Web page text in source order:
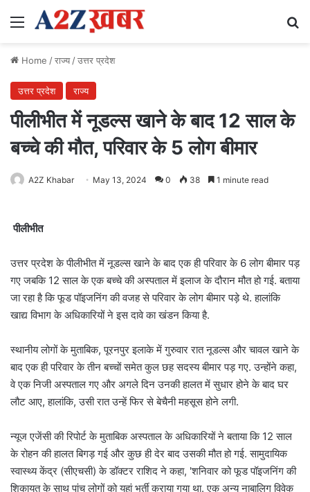
Menu
Home /राज्य/उत्तर प्रदेश
उत्तर प्रदेश राज्य
पीलीभीत में नूडल्स खाने के बाद 12 साल के
बच्चे की मौत, परिवार के 5 लोग बीमार
A2Z Khabar May 13, 2024 0 38 1 minute read
पीलीभीत
उत्तर प्रदेश के पीलीभीत में नूडल्स खाने के बाद एक ही परिवार के 6 लोग बीमार पड़
गए जबकि 12 साल के एक बच्चे की अस्पताल में इलाज के दौरान मौत हो गई. बताया
जा रहा है कि फूड पॉइजनिंग की वजह से परिवार के लोग बीमार पड़े थे. हालांकि
खाद्य विभाग के अधिकारियों ने इस दावे का खंडन किया है.
स्थानीय लोगों के मुताबिक, पूरनपुर इलाके में गुरुवार रात नूडल्स और चावल खाने के
बाद एक ही परिवार के तीन बच्चों समेत कुल छह सदस्य बीमार पड़ गए. उन्होंने कहा,
वे एक निजी अस्पताल गए और अगले दिन उनकी हालत में सुधार होने के बाद घर
लौट आए, हालांकि, उसी रात उन्हें फिर से बेचैनी महसूस होने लगी.
न्यूज एजेंसी की रिपोर्ट के मुताबिक अस्पताल के अधिकारियों ने बताया कि 12 साल
के रोहन की हालत बिगड़ गई और कुछ ही देर बाद उसकी मौत हो गई. सामुदायिक
स्वास्थ्य केंद्र (सीएचसी) के डॉक्टर राशिद ने कहा, 'शनिवार को फूड पॉइजनिंग की
शिकायत के साथ पांच लोगों को यहां भर्ती कराया गया था. एक अन्य नाबालिग विवेक